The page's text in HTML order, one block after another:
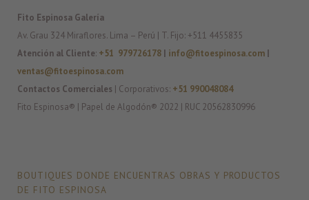
Fito Espinosa Galería
Av. Grau 324 Miraflores. Lima – Perú | T. Fijo: +511 4455835
Atención al Cliente: +51 979726178 | info@fitoespinosa.com |
ventas@fitoespinosa.com
Contactos Comerciales | Corporativos: +51 990048084
Fito Espinosa® | Papel de Algodón® 2022 | RUC 20562830996
BOUTIQUES DONDE ENCUENTRAS OBRAS Y PRODUCTOS
DE FITO ESPINOSA